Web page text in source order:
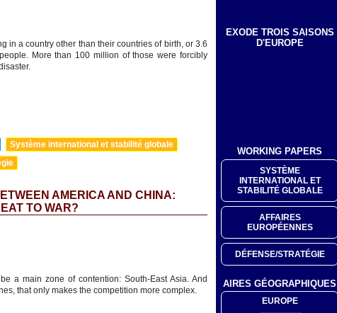
in a country other than their countries of birth, or 3.6
More than 100 million of those were forcibly
Système international et stabilité globale
AMERICA AND CHINA:
TO WAR?
a main zone of contention: South-East Asia. And
that only makes the competition more complex.
EXODE TROIS SAISONS
D'EUROPE
WORKING PAPERS
SYSTÈME
INTERNATIONAL ET
STABILITÉ GLOBALE
AFFAIRES
EUROPÉENNES
DÉFENSE/STRATÉGIE
AIRES GÉOGRAPHIQUES
EUROPE